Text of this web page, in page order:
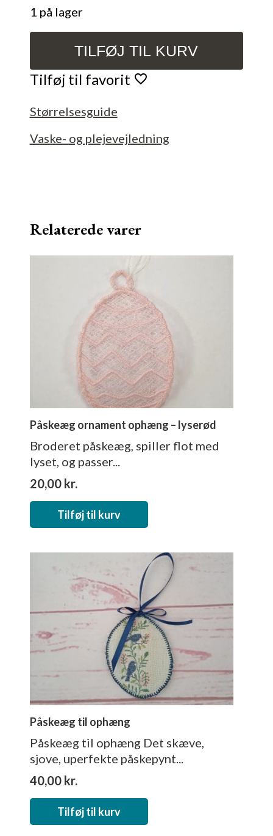
1 på lager
Påskeæg
til
ophæng
antal
TILFØJ TIL KURV
Tilføj til favorit
Størrelsesguide
Vaske- og plejevejledning
Relaterede varer
Påskeæg ornament ophæng – lyserød
Broderet påskeæg, spiller flot med
lyset, og passer...
20,00 kr.
Tilføj til kurv
Påskeæg til ophæng
Påskeæg til ophæng Det skæve,
sjove, uperfekte påskepynt...
40,00 kr.
Tilføj til kurv